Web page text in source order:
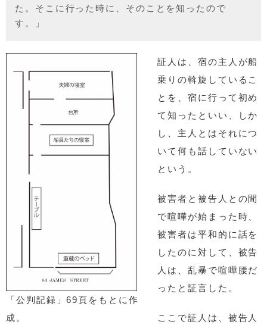
た。そこに行った時に、そのことを知ったので
す。」
「公判記録」69頁をもとに作
成。
証人は、宿の主人が船
乗りの斡旋しているこ
とを、宿に行って初め
て知ったといい、しか
し、主人とはそれにつ
いて何も話していない
という。
被害者と被告人との間
で喧嘩が始まった時、
被害者は平和的に話を
したのに対して、被告
人は、乱暴で喧嘩腰だ
ったと証言した。
ここで証人は、被告人